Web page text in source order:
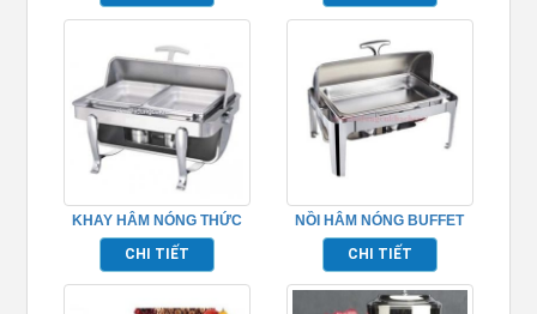
KHAY HÂM NÓNG THỨC
ĂN BUFFET – TP697023
CHI TIẾT
NỒI HÂM NÓNG BUFFET
HÌNH CHỮ NHẬT
TP697001
CHI TIẾT